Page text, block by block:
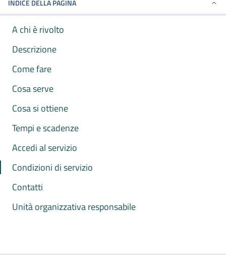
INDICE DELLA PAGINA
A chi è rivolto
Descrizione
Come fare
Cosa serve
Cosa si ottiene
Tempi e scadenze
Accedi al servizio
Condizioni di servizio
Contatti
Unità organizzativa responsabile